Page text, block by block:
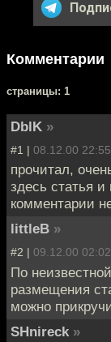
Комментарии
cтраницы: 1
DblK »
#1 | 08.12.00 22:55
прочитал,
здесь статья
комментарии
littleB »
#2 | 09.12.00 02:02
По
размещения
можно
SHnireck »